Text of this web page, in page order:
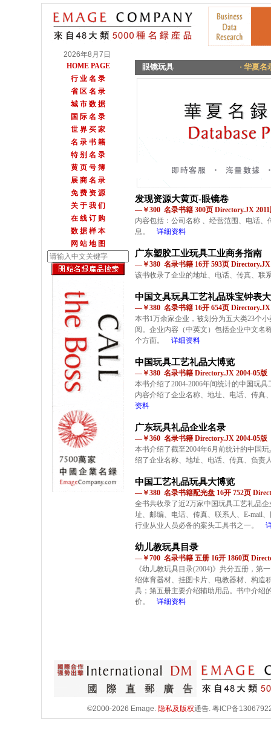
2026年8月7日
HOME PAGE
行 业 名 录
省 区 名 录
城 市 数 据
国 际 名 录
世 界 买 家
名 录 书 籍
特 别 名 录
黄 页 号 簿
展 商 名 录
免 费 资 源
关 于 我 们
在 线 订 购
数 据 样 本
网 站 地 图
眼镜玩具 · 华夏
发现资源大黄页-眼镜卷
—￥300 名录书籍 300页 Directory.JX
内容包括：公司名称 、经营范围、电话
息。
详细资料
广东塑胶工业玩具工业商务指南
—￥380 名录书籍 16开 593页 Directory.JX
该书收录了企业的地址、电话、传真、联
中国文具玩具工艺礼品珠宝钟表
—￥380 名录书籍 16开 654页 Directory.JX
本书1万余家企业，被划分为五大类23个
阅。企业内容（中英文）包括企业中文名
个方面。
详细资料
中国玩具工艺礼品大博览
—￥380 名录书籍 Directory.JX 2004-05版
本书介绍了2004-2006年间统计的中国玩
内容介绍了企业名称、地址、电话、传真
资料
广东玩具礼品企业名录
—￥360 名录书籍 Directory.JX 2004-05版
本书介绍了截至2004年6月前统计的中国
绍了企业名称、地址、电话、传真、负责
中国工艺礼品玩具大博览
—￥380 名录书籍配光盘 16开 752页
全书共收录了近2万家中国玩具工艺礼品
址、邮编、电话、传真、联系人、E-mail
行业从业人员必备的案头工具书之一。
幼儿教玩具目录
—￥700 名录书籍 五册 16开 1860页
《幼儿教玩具目录(2004)》共分五册，第
绍体育器材、挂图卡片、电教器材、构造
具；第五册主要介绍辅助用品。书中介绍
价。
详细资料
©2000-2026 Emage. 隐私及版权通告. 粤ICP备